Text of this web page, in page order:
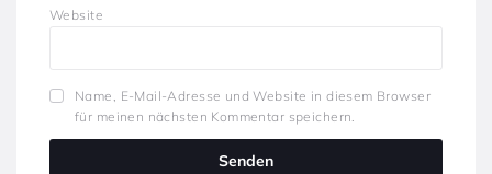
Website
Name, E-Mail-Adresse und Website in diesem Browser
für meinen nächsten Kommentar speichern.